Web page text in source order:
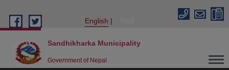
English
Sandhikharka Municipality
Government of Nepal